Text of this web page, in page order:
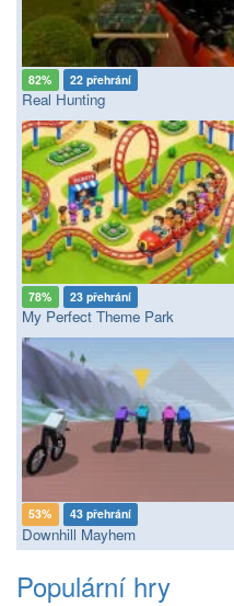
82% 22 přehrání
Real Hunting
78% 23 přehrání
My Perfect Theme Park
53% 43 přehrání
Downhill Mayhem
Populární hry